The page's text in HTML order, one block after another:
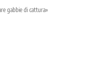
gabbie di cattura»